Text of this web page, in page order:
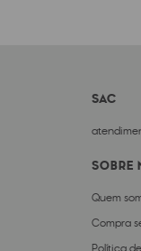
SAC
SOBRE
Quem
Compra